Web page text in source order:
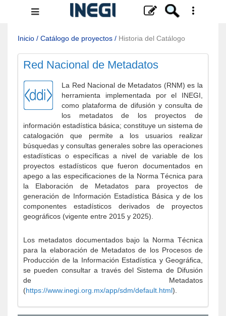
Menú
navegación
Inicio / Catálogo de proyectos / Historia del Catálogo
Red Nacional de Metadatos
La Red Nacional de Metadatos (RNM) es la
herramienta implementada por el INEGI,
como plataforma de difusión y consulta de
los metadatos de los proyectos de
información estadística básica; constituye un sistema de
catalogación que permite a los usuarios realizar
búsquedas y consultas generales sobre las operaciones
estadísticas o específicas a nivel de variable de los
proyectos estadísticos que fueron documentados en
apego a las especificaciones de la Norma Técnica para
la Elaboración de Metadatos para proyectos de
generación de Información Estadística Básica y de los
componentes estadísticos derivados de proyectos
geográficos (vigente entre 2015 y 2025).
Los metadatos documentados bajo la Norma Técnica
para la elaboración de Metadatos de los Procesos de
Producción de la Información Estadística y Geográfica,
se pueden consultar a través del Sistema de Difusión
de Metadatos
(https://www.inegi.org.mx/app/sdm/default.html).